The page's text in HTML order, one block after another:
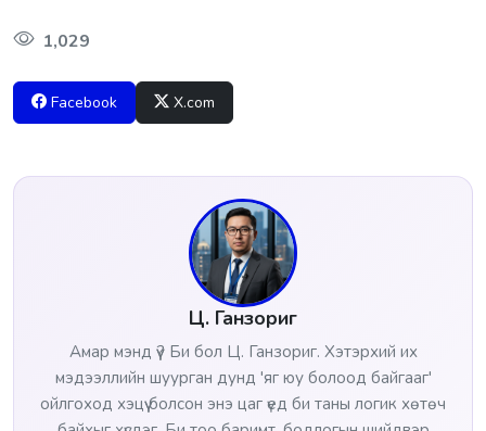
1,029
Facebook X.com
Ц. Ганзориг
Амар мэнд үү? Би бол Ц. Ганзориг. Хэтэрхий их
мэдээллийн шуурган дунд 'яг юу болоод байгааг'
ойлгоход хэцүү болсон энэ цаг үед би таны логик хөтөч